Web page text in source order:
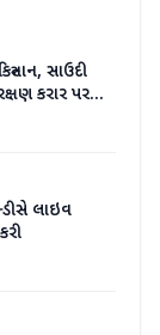
સાઉદી
કરાર પર
લાઇવ